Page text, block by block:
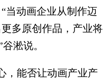
当动画企业从制作迈
多原创作品，产业将
淞说。
能否让动画产业产